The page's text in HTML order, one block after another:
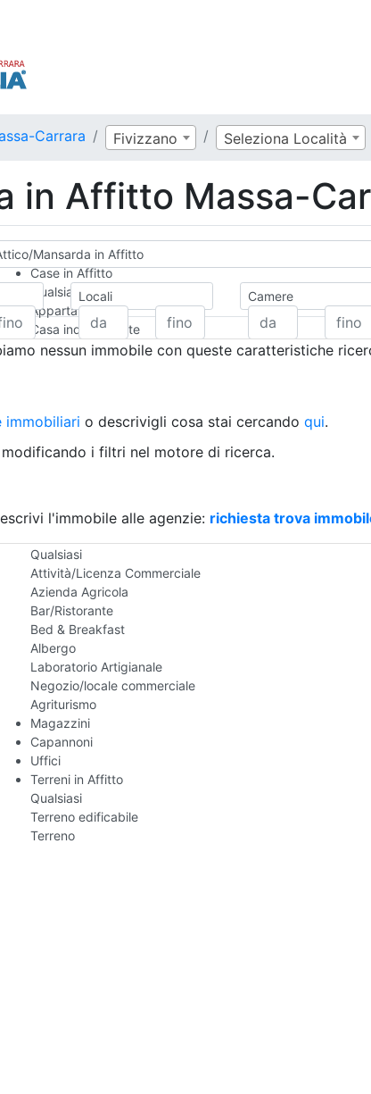
Carrara Fivizzano Seleziona Località
in Affitto Massa-
Mansarda in Affitto
Case in Affitto
Qualsiasi
Appartamento
Casa indipendente
Casa Semi-indipendente
Rustico/Casale
Camera d'Albergo
Box/Garage
Qualsiasi
Attività/Licenza Commerciale
Azienda Agricola
Bar/Ristorante
Bed & Breakfast
Albergo
Laboratorio Artigianale
Negozio/locale commerciale
Agriturismo
Magazzini
Capannoni
Uffici
Terreni in Affitto
Qualsiasi
Terreno edificabile
Terreno
Locali Camere
nessun immobile con queste caratteristiche
immobiliari o descrivigli cosa stai cercando qui.
i filtri nel motore di ricerca.
l'immobile alle agenzie: richiesta trova